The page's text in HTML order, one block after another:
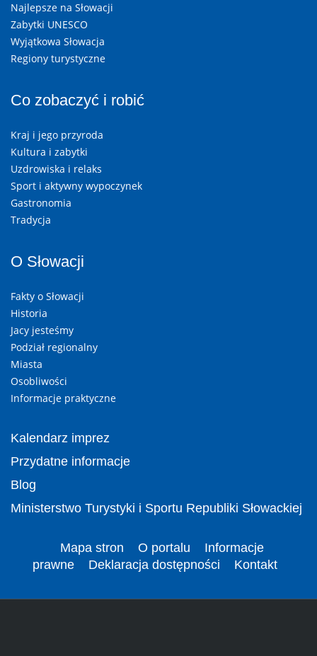
Najlepsze na Słowacji
Zabytki UNESCO
Wyjątkowa Słowacja
Regiony turystyczne
Co zobaczyć i robić
Kraj i jego przyroda
Kultura i zabytki
Uzdrowiska i relaks
Sport i aktywny wypoczynek
Gastronomia
Tradycja
O Słowacji
Fakty o Słowacji
Historia
Jacy jesteśmy
Podział regionalny
Miasta
Osobliwości
Informacje praktyczne
Kalendarz imprez
Przydatne informacje
Blog
Ministerstwo Turystyki i Sportu Republiki Słowackiej
Mapa stron O portalu
Informacje
prawne
Deklaracja dostępności Kontakt